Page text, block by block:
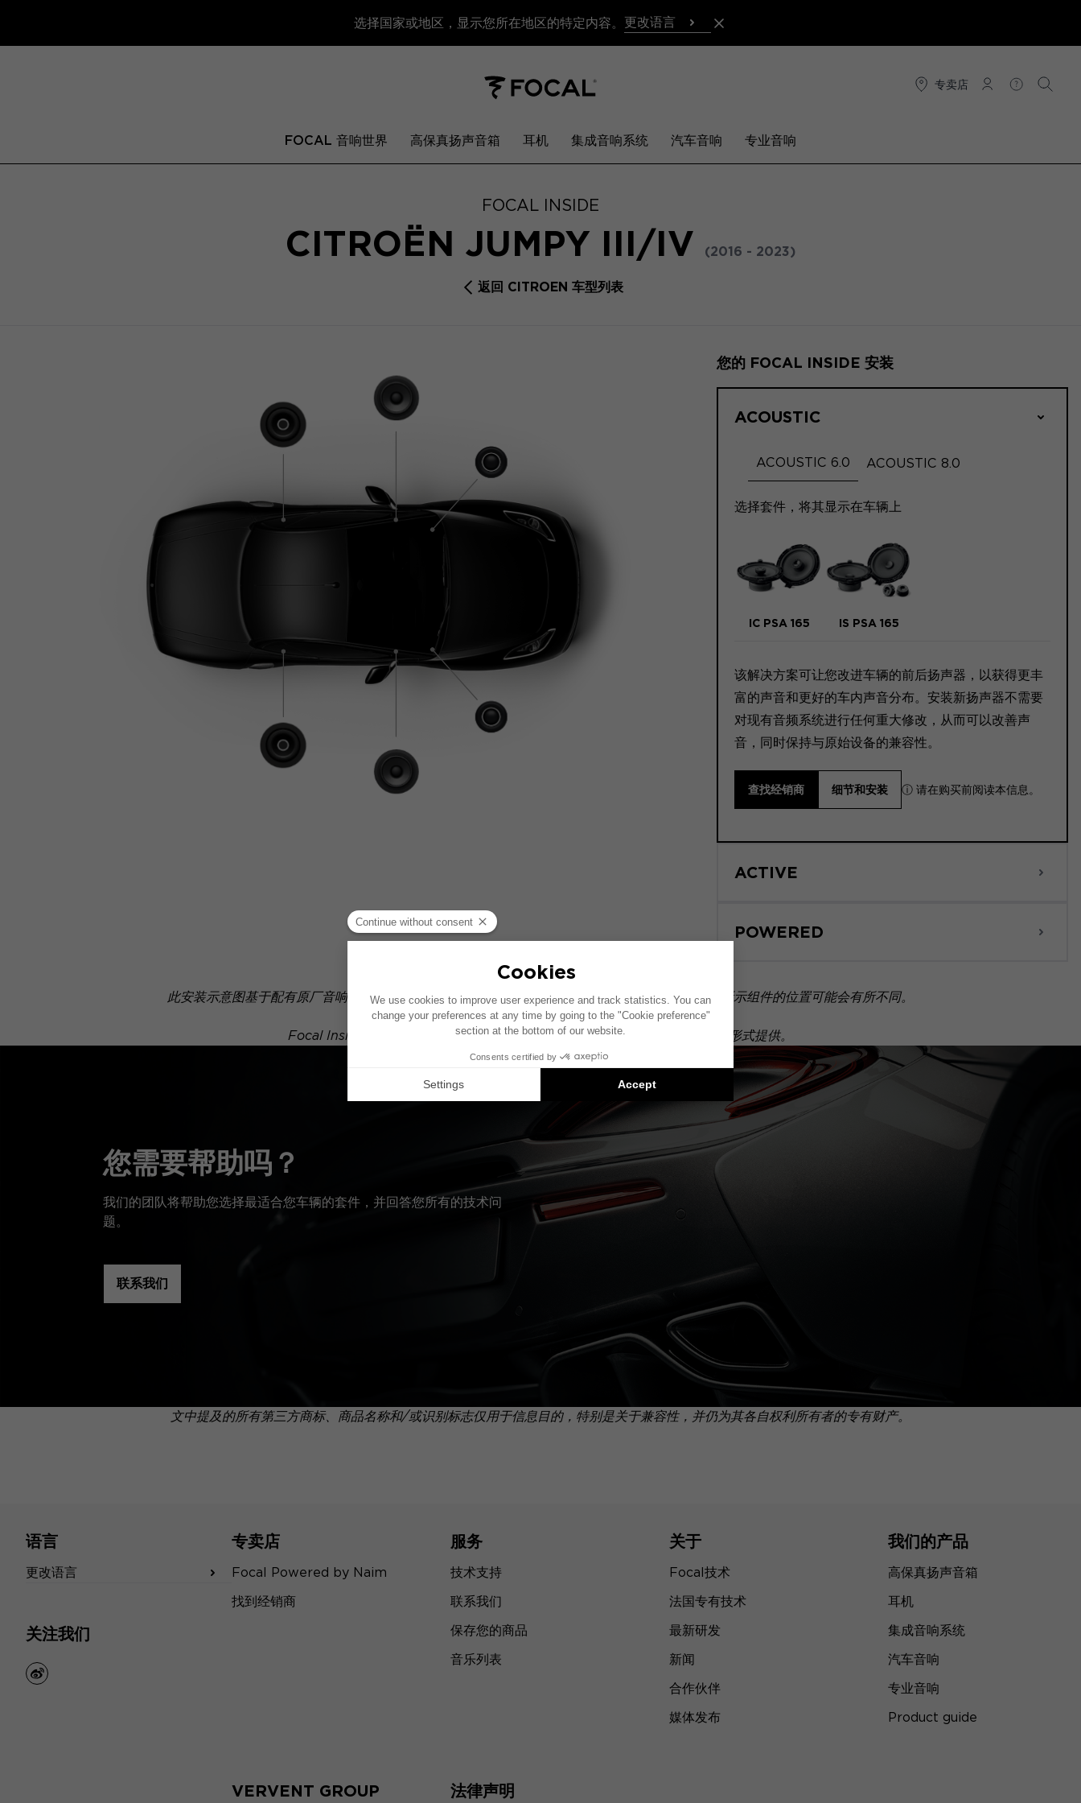
选择国家或地区，显示您所在地区的特定内容。 更改语言
专卖店
连接 帮助 搜索
FOCAL 音响世界 高保真扬声音箱 耳机 集成音响系统 汽车音响 专业音响
FOCAL INSIDE
CITROËN JUMPY III/IV (2016 - 2023)
返回 CITROEN 车型列表
您的 FOCAL INSIDE 安装
ACOUSTIC
ACOUSTIC 6.0 ACOUSTIC 8.0
选择套件，将其显示在车辆上
IC PSA 165 IS PSA 165
该解决方案可让您改进车辆的前后扬声器，以获得更丰
富的声音和更好的车内声音分布。安装新扬声器不需要
对现有音频系统进行任何重大修改，从而可以改善声
音，同时保持与原始设备的兼容性。
查找经销商 细节和安装 ⓘ 请在购买前阅读本信息。
ACTIVE
POWERED
此安装示意图基于配有原厂音响系统的车辆绘制。如果您的车辆配有特定的高保真选装配置，图中所示组件的位置可能会有所不同。
Focal Inside 安装方案是兼容产品的推荐：每个组件均单独销售，并非以套装形式提供。
您需要帮助吗？
我们的团队将帮助您选择最适合您车辆的套件，并回答您所有的技术问
题。
联系我们
文中提及的所有第三方商标、商品名称和/或识别标志仅用于信息目的，特别是关于兼容性，并仍为其各自权利所有者的专有财产。
语言
更改语言
关注我们
weibo
专卖店
Focal Powered by Naim
找到经销商
服务
技术支持
联系我们
保存您的商品
音乐列表
关于
Focal技术
法国专有技术
最新研发
新闻
合作伙伴
媒体发布
我们的产品
高保真扬声音箱
耳机
集成音响系统
汽车音响
专业音响
Product guide
VERVENT GROUP 法律声明